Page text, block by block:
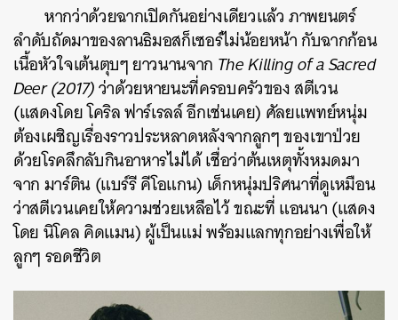
หากว่าด้วยฉากเปิดกันอย่างเดียวแล้ว ภาพยนตร์
ลำดับถัดมาของลานธิมอสก็เซอร์ไม่น้อยหน้า กับฉากก้อน
เนื้อหัวใจเต้นตุบๆ ยาวนานจาก The Killing of a Sacred
Deer (2017)ว่าด้วยหายนะที่ครอบครัวของ สตีเวน
(แสดงโดย โคริล ฟาร์เรลล์ อีกเช่นเคย) ศัลยแพทย์หนุ่ม
ต้องเผชิญเรื่องราวประหลาดหลังจากลูกๆ ของเขาป่วย
ด้วยโรคลึกลับกินอาหารไม่ได้ เชื่อว่าต้นเหตุทั้งหมดมา
จาก มาร์ติน (แบร์รี คีโอแกน) เด็กหนุ่มปริศนาที่ดูเหมือน
ว่าสตีเวนเคยให้ความช่วยเหลือไว้ ขณะที่ แอนนา (แสดง
โดย นิโคล คิดแมน) ผู้เป็นแม่ พร้อมแลกทุกอย่างเพื่อให้
ลูกๆ รอดชีวิต